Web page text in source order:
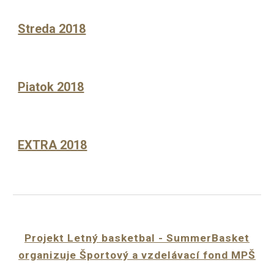
Streda 2018
Piatok 2018
EXTRA 2018
Projekt Letný basketbal - SummerBasket
organizuje Športový a vzdelávací fond MPŠ